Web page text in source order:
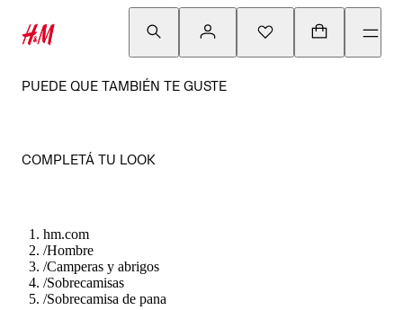
PUEDE QUE TAMBIÉN TE GUSTE
COMPLETÁ TU LOOK
hm.com
/Hombre
/Camperas y abrigos
/Sobrecamisas
/Sobrecamisa de pana